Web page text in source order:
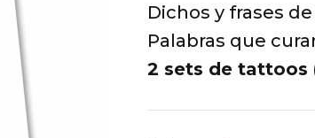
Dichos y frases
Palabras que
2 sets de